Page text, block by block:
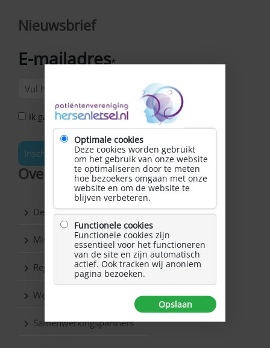
Nieuwsbrief
E-mailadres*
Ik ga akkoord met het Privacy Statement *
Inschrijven
Over Hersenletsel.nl
De vereniging
Missie & Visie
Regio’s
Werkgroepen
Samenwerkingspartners
Optimale cookies
Deze cookies worden gebruikt
om het gebruik van onze website
te optimaliseren door te meten
hoe bezoekers omgaan met onze
website en om de website te
blijven verbeteren.
Functionele cookies
Functionele cookies zijn
essentieel voor het functioneren
van de site en zijn automatisch
actief. Ook tracken wij anoniem
pagina bezoeken.
Opslaan